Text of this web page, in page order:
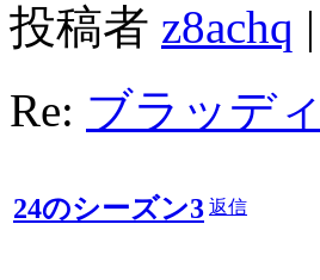
投稿者 z8achq |
Re: ブラッディ
24のシーズン3 返信